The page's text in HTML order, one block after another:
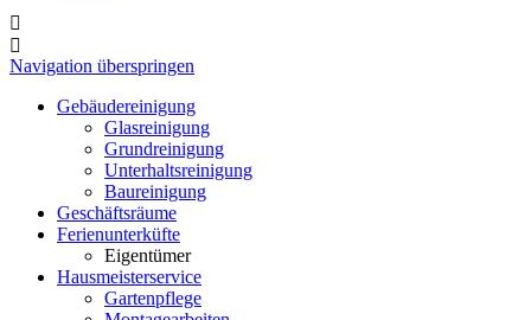
Navigation überspringen
Gebäudereinigung
Glasreinigung
Grundreinigung
Unterhaltsreinigung
Baureinigung
Geschäftsräume
Ferienunterküfte
Eigentümer
Hausmeisterservice
Gartenpflege